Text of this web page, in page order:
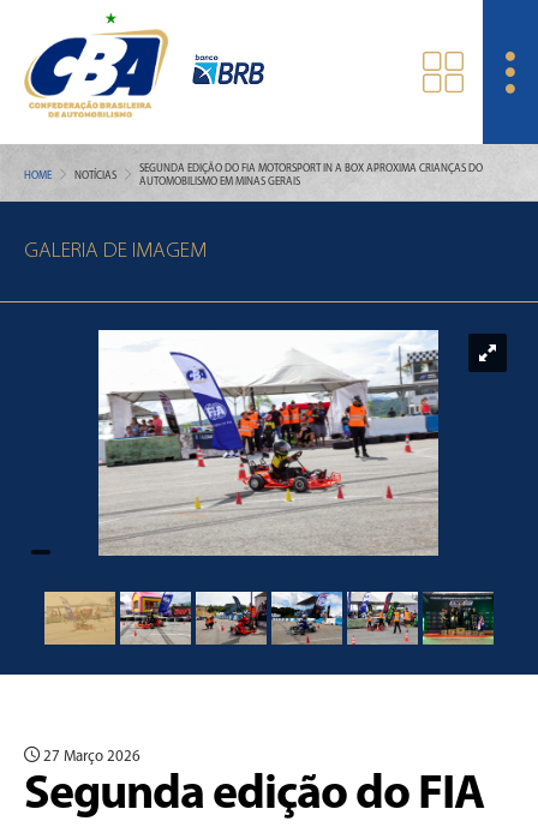
HOME NOTÍCIAS
SEGUNDA EDIÇÃO DO FIA MOTORSPORT IN A BOX APROXIMA CRIANÇAS DO
AUTOMOBILISMO EM MINAS GERAIS
GALERIA DE IMAGEM
27 Março 2026
Segunda edição do FIA